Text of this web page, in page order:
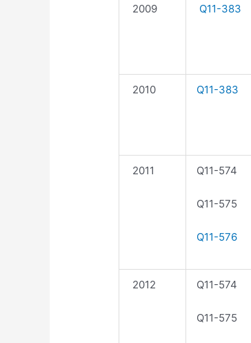
2009 Q11-383
2010 Q11-383
2011 Q11-574
Q11-575
Q11-576
2012 Q11-574
Q11-575